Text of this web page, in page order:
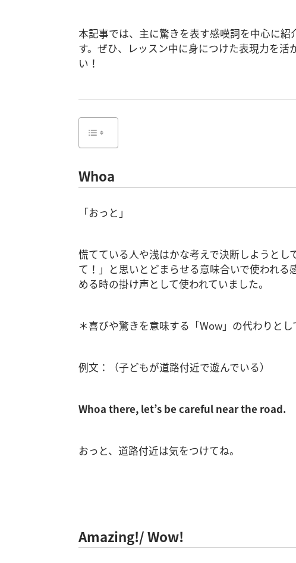
本記事では、主に驚きを表す感嘆詞を中心に
す。ぜひ、レッスン中に身につけた表現力を
い！
Whoa
「おっと」
慌てている人や浅はかな考えで決断しようと
て！」と思いとどまらせる意味合いで使われ
める時の掛け声として使われていました。
＊喜びや驚きを意味する「Wow」の代わりとし
例文：（子どもが道路付近で遊んでいる）
Whoa there, let’s be careful near the road.
おっと、道路付近は気をつけてね。
Amazing!/ Wow!